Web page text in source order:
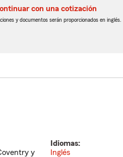
postal
de
postal
de
con una cotización
y documentos serán proporcionados en inglés.
y
Idiomas:
Inglés